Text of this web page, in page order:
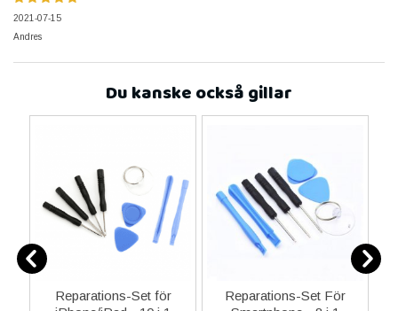
2021-07-15
Andres
Du kanske också gillar
Reparations-Set för
Reparations-Set För